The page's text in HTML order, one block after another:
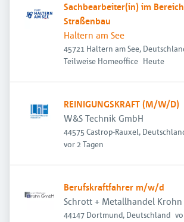
Sachbearbeiter(in) im Bereich
Straßenbau
Haltern am See
45721 Haltern am See,
Teilweise Homeoffice Heute
REINIGUNGSKRAFT (M/W/D)
W&S Technik GmbH
44575 Castrop-Rauxel,
Veröffentlicht
vor 2 Tagen
Berufskraftfahrer m/w/d
Schrott + Metallhandel Krohn
44147 Dortmund, Deutschland